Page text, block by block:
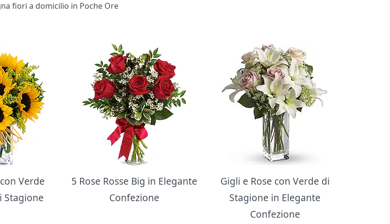
fiori a domicilio in Poche Ore
Verde
Stagione
5 Rose Rosse Big in Elegante
Confezione
Gigli e Rose con Verde di
Stagione in Elegante
Confezione